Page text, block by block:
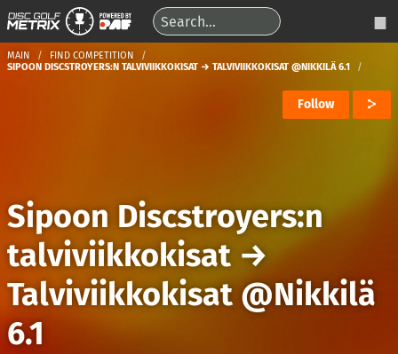
MAIN
FIND COMPETITION
SIPOON DISCSTROYERS:N TALVIVIIKKOKISAT → TALVIVIIKKOKISAT @NIKKILÄ 6.1
Follow
Sipoon Discstroyers:n
talviviikkokisat →
Talviviikkokisat @Nikkilä
6.1